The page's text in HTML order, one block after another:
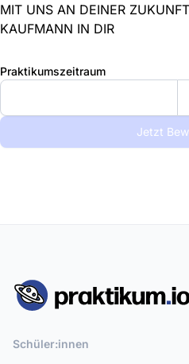
MIT UNS AN DEINER
KAUFMANN IN DIR
Praktikumszeitraum
Jetzt
Schüler:innen